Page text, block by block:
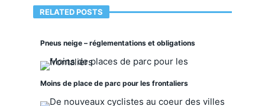
RELATED POSTS
Pneus neige – réglementations et obligations
Moins de place de parc pour les frontaliers